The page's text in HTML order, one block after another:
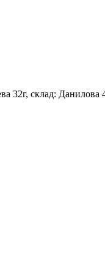
32г, склад: Данилова